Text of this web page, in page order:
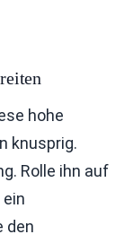
hohe
knusprig.
Rolle ihn auf
den